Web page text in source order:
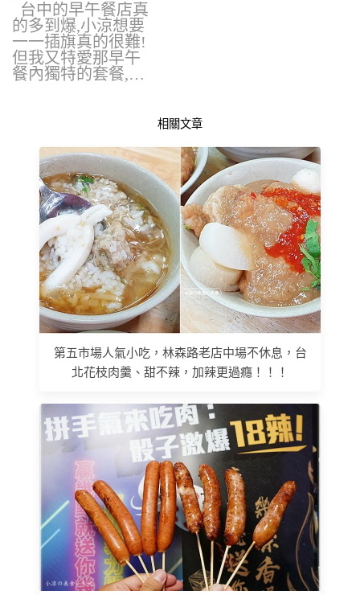
台中的早午餐店真
的多到爆,小涼想要
一一插旗真的很難!
但我又特愛那早午
餐內獨特的套餐,…
相關文章
第五市場人氣小吃，林森路老店中場不休息，台
北花枝肉羹、甜不辣，加辣更過癮！！！